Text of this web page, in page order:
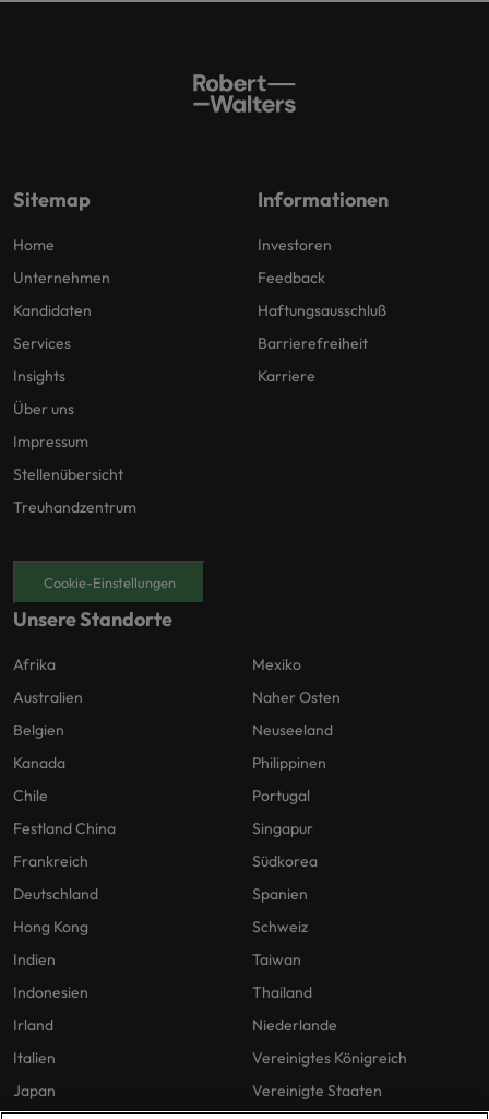
Sitemap
Home
Unternehmen
Kandidaten
Services
Insights
Über uns
Impressum
Stellenübersicht
Treuhandzentrum
Informationen
Investoren
Feedback
Haftungsausschluß
Barrierefreiheit
Karriere
Cookie-Einstellungen
Unsere Standorte
Afrika
Australien
Belgien
Kanada
Chile
Festland China
Frankreich
Deutschland
Hong Kong
Indien
Indonesien
Irland
Italien
Japan
Mexiko
Naher Osten
Neuseeland
Philippinen
Portugal
Singapur
Südkorea
Spanien
Schweiz
Taiwan
Thailand
Niederlande
Vereinigtes Königreich
Vereinigte Staaten